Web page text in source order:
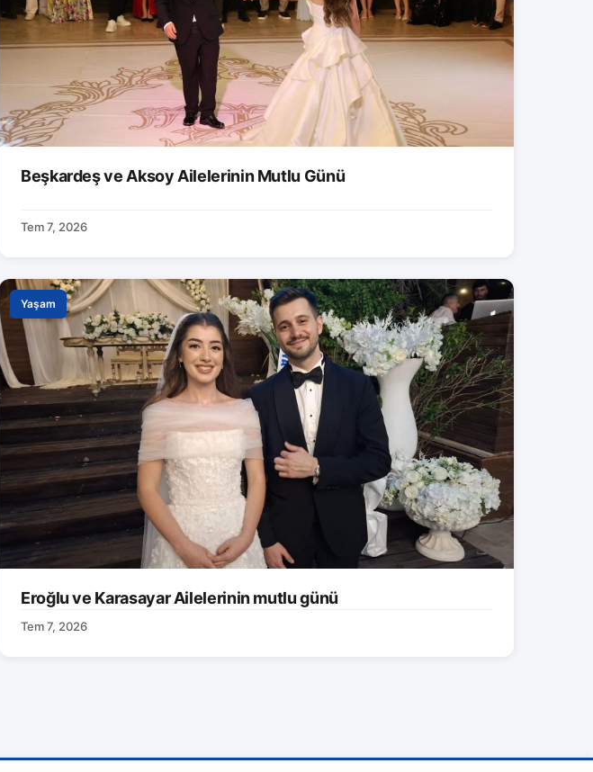
Beşkardeş ve Aksoy Ailelerinin Mutlu Günü
Tem 7, 2026
Yaşam
Eroğlu ve Karasayar Ailelerinin mutlu günü
Tem 7, 2026